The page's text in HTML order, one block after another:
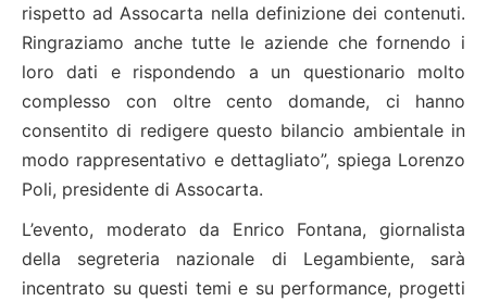
rispetto ad Assocarta nella definizione dei contenuti.
Ringraziamo anche tutte le aziende che fornendo i
loro dati e rispondendo a un questionario molto
complesso con oltre cento domande, ci hanno
consentito di redigere questo bilancio ambientale in
modo rappresentativo e dettagliato”, spiega Lorenzo
Poli, presidente di Assocarta.
L’evento, moderato da Enrico Fontana, giornalista
della segreteria nazionale di Legambiente, sarà
incentrato su questi temi e su performance, progetti